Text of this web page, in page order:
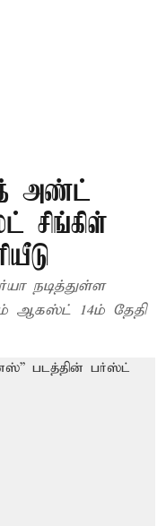
அண்ட்
சிங்கிள்